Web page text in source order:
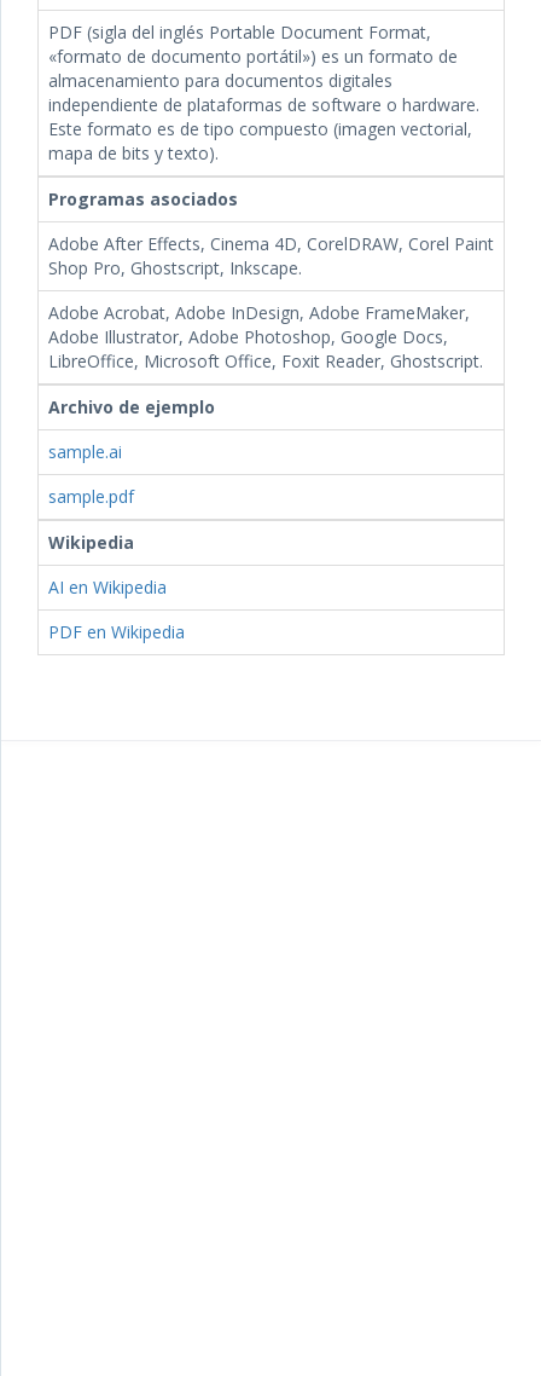
PDF (sigla del inglés Portable Document Format,
«formato de documento portátil») es un formato de
almacenamiento para documentos digitales
independiente de plataformas de software o hardware.
Este formato es de tipo compuesto (imagen vectorial,
mapa de bits y texto).
Programas asociados
Adobe After Effects, Cinema 4D, CorelDRAW, Corel Paint
Shop Pro, Ghostscript, Inkscape.
Adobe Acrobat, Adobe InDesign, Adobe FrameMaker,
Adobe Illustrator, Adobe Photoshop, Google Docs,
LibreOffice, Microsoft Office, Foxit Reader, Ghostscript.
Archivo de ejemplo
sample.ai
sample.pdf
Wikipedia
AI en Wikipedia
PDF en Wikipedia